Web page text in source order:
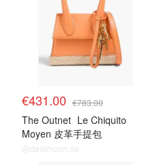
€431.00 €783.00
The Outnet Le Chiquito
Moyen 皮革手提包
@dealmoon.de